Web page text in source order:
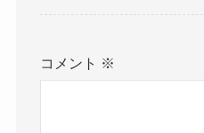
コメント ※